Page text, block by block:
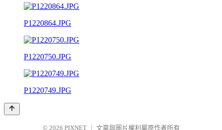
P1220864.JPG
P1220750.JPG
P1220749.JPG
© 2026 PIXNET 文章與圖片權利屬原作者所有